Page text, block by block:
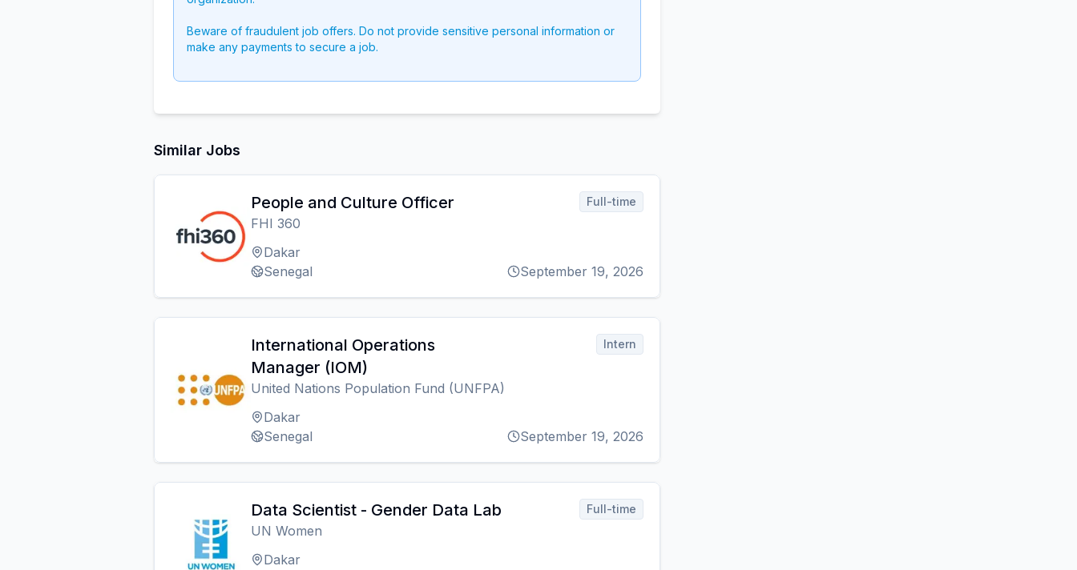
Beware of fraudulent job offers. Do not provide sensitive personal information or
make any payments to secure a job.
Similar Jobs
People and Culture Officer
FHI 360
Dakar
Senegal
Full-time
September 19, 2026
International Operations
Manager (IOM)
United Nations Population Fund (UNFPA)
Dakar
Senegal
Intern
September 19, 2026
Data Scientist - Gender Data Lab
UN Women
Dakar
Full-time